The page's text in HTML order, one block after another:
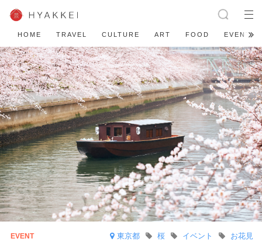
HOME TRAVEL CULTURE ART FOOD EVENT
東京都 お花見
イベント
桜